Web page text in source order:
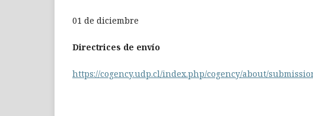
01 de diciembre
Directrices de envío
https://cogency.udp.cl/index.php/cogency/about/